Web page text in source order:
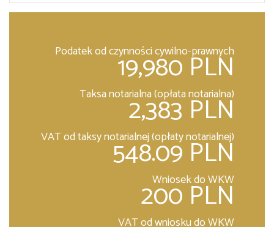
Podatek od czynności cywilno-prawnych
19,980 PLN
Taksa notarialna (opłata notarialna)
2,383 PLN
VAT od taksy notarialnej (opłaty notarialnej)
548.09 PLN
Wniosek do WKW
200 PLN
VAT od wniosku do WKW